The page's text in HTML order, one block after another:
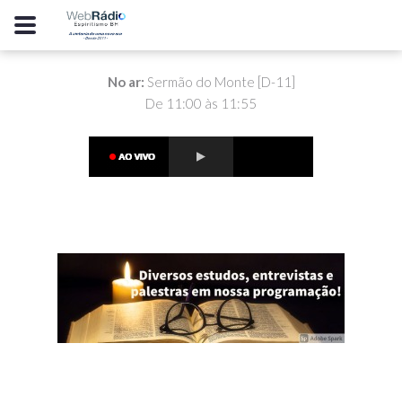
No ar: Sermão do Monte [D-11]
De 11:00 às 11:55